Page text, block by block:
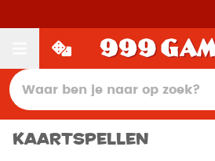
Kaartspellen